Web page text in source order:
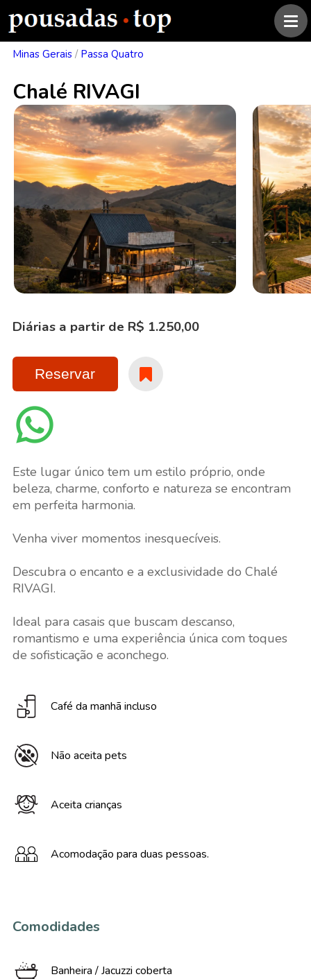
Minas Gerais / Passa Quatro
Chalé RIVAGI
Diárias a partir de R$ 1.250,00
Reservar
Este lugar único tem um estilo próprio, onde
beleza, charme, conforto e natureza se encontram
em perfeita harmonia.
Venha viver momentos inesquecíveis.
Descubra o encanto e a exclusividade do Chalé
RIVAGI.
Ideal para casais que buscam descanso,
romantismo e uma experiência única com toques
de sofisticação e aconchego.
Café da manhã incluso
Não aceita pets
Aceita crianças
Acomodação para duas pessoas.
Comodidades
Banheira / Jacuzzi coberta